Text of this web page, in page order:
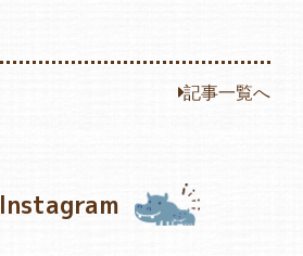
記事一覧へ
Instagram